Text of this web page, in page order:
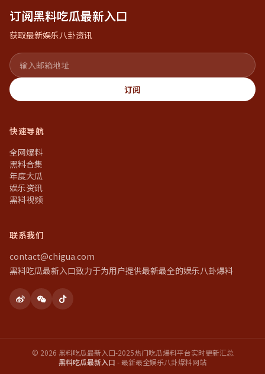
订阅黑料吃瓜最新入口
获取最新娱乐八卦资讯
订阅
快速导航
全网爆料
黑料合集
年度大瓜
娱乐资讯
黑料视频
联系我们
contact@chigua.com
黑料吃瓜最新入口致力于为用户提供最新最全的娱乐八卦爆料
黑料吃瓜最新入口 - 最新最全娱乐八卦爆料网站
© 2026 黑料吃瓜最新入口-2025热门吃瓜爆料平台实时更新汇总